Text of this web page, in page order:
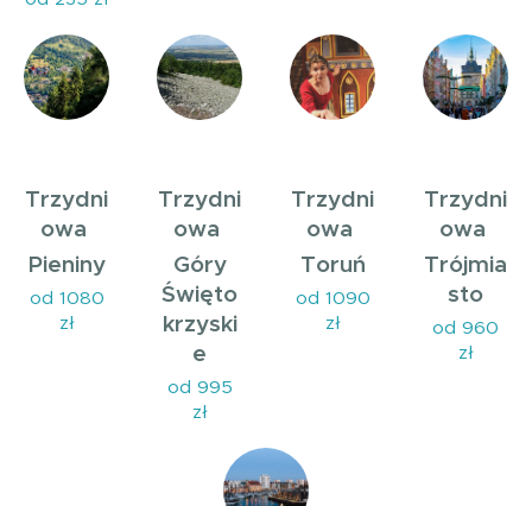
Trzydni
owa
Pieniny
od 1080
zł
Trzydni
owa
Góry
Święto
krzyski
e
od 995
zł
Trzydni
owa
Toruń
od 1090
zł
Trzydni
owa
Trójmia
sto
od 960
zł